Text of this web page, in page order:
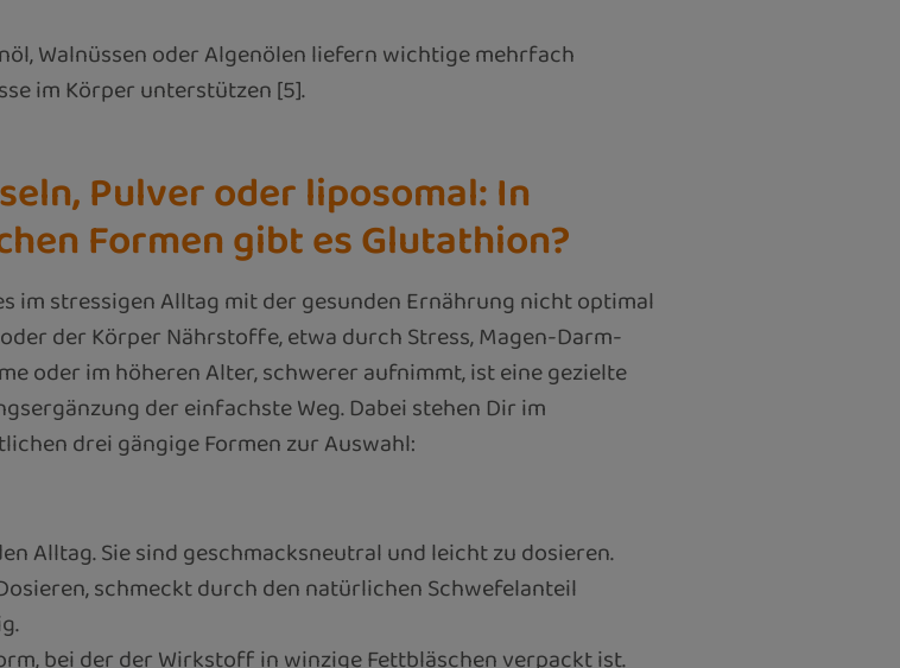
Walnüssen oder Algenölen liefern wichtige mehrfach
im Körper unterstützen [5].
Pulver oder liposomal: In
Formen gibt es Glutathion?
im stressigen Alltag mit der gesunden Ernährung nicht optimal
der Körper Nährstoffe, etwa durch Stress, Magen-Darm-
oder im höheren Alter, schwerer aufnimmt, ist eine gezielte
der einfachste Weg. Dabei stehen Dir im
drei gängige Formen zur Auswahl:
Alltag. Sie sind geschmacksneutral und leicht zu dosieren.
schmeckt durch den natürlichen Schwefelanteil
bei der der Wirkstoff in winzige Fettbläschen verpackt ist.